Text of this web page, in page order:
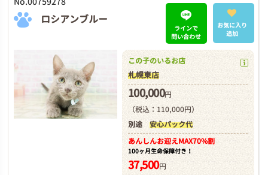
ロシアンブルー
ラインで
問い合わせ
お気に入り
追加
この子のいるお店
札幌東店
100,000円
（税込：110,000円）
別途 安心パック代
あんしんお迎えMAX70%割
100ヶ月生命保障付き！
37,500円